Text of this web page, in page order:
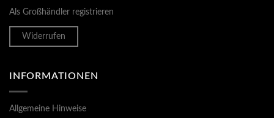
Als Großhändler registrieren
Widerrufen
INFORMATIONEN
Allgemeine Hinweise